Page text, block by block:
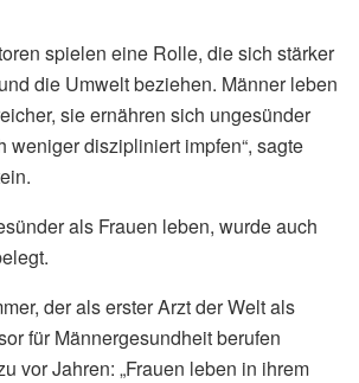
spielen eine Rolle, die sich stärker
die Umwelt beziehen. Männer leben
sie ernähren sich ungesünder
weniger diszipliniert impfen“, sagte
als Frauen leben, wurde auch
der als erster Arzt der Welt als
für Männergesundheit berufen
vor Jahren: „Frauen leben in ihrem